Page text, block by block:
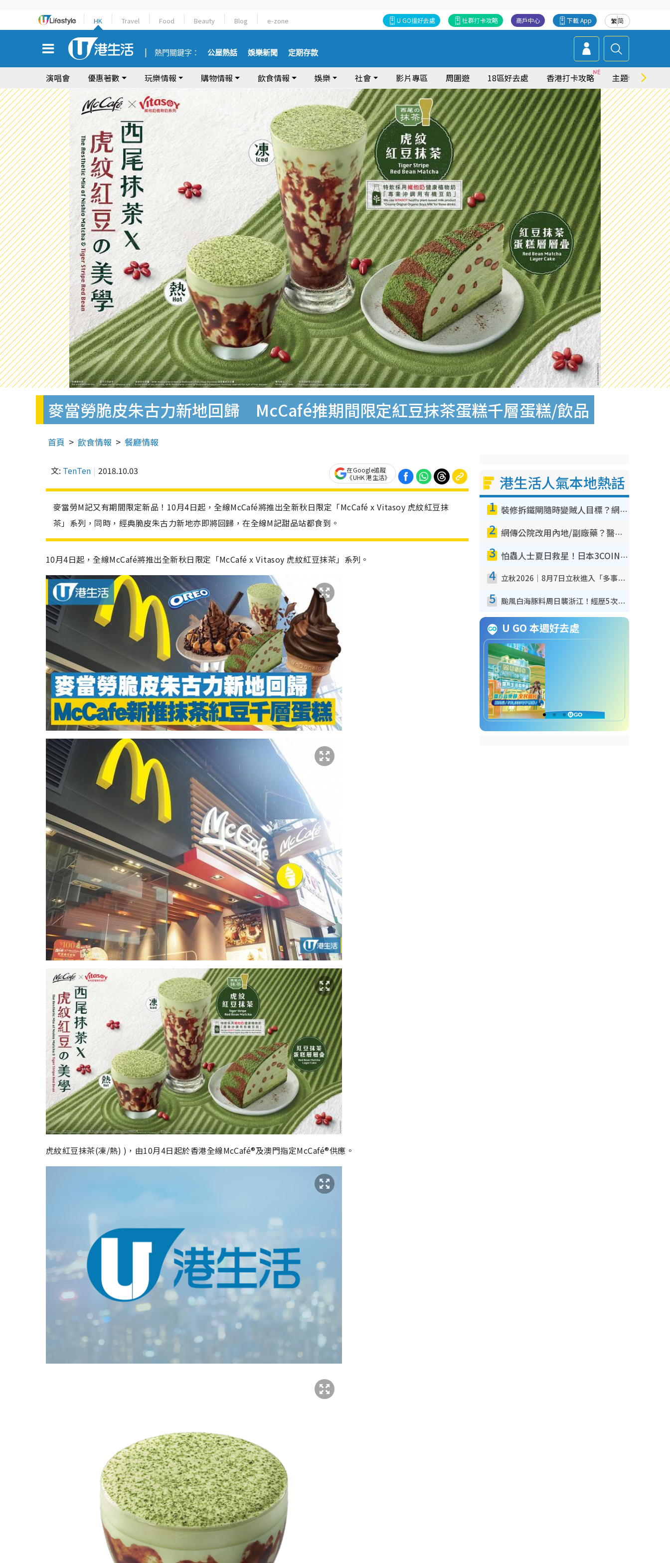
HK Travel Food Beauty Blog e-zone 繁简
下載 App
商戶中心
社群打卡攻略
U GO搵好去處
熱門關鍵字： 公屋熱話 娛樂新聞 定期存款
演唱會 優惠著數 玩樂情報 購物情報 飲食情報 娛樂 社會 影片專區 周圍遊 18區好去處 香港打卡攻略 主題特集
麥當勞脆皮朱古力新地回歸 McCafé推期間限定紅豆抹茶蛋糕千層蛋糕/飲品
首頁 飲食情報 餐廳情報
文: TenTen 2018.10.03
在Google追蹤
《UHK 港生活》
麥當勞M記又有期間限定新品！10月4日起，全線McCafé將推出全新秋日限定「McCafé x Vitasoy 虎紋紅豆抹
茶」系列，同時，經典脆皮朱古力新地亦即將回歸，在全線M記甜品站都食到。
10月4日起，全線McCafé將推出全新秋日限定「McCafé x Vitasoy 虎紋紅豆抹茶」系列。
虎紋紅豆抹茶(凍/熱) )，由10月4日起於香港全線McCafé®及澳門指定McCafé®供應。
港生活人氣本地熱話
1 裝修拆鐵閘隨時變賊人目標？網民揭2大關鍵用途：裝新式等於白裝？附新舊鐵閘分別
2 網傳公院改用內地/副廠藥？醫生拆解正副廠分別 揭4類人換藥隨時出事
3 怕蟲人士夏日救星！日本3COINS爆紅驅蟲神器$45起 1招「全程免觸碰」輕鬆搞定小強
4 立秋2026｜8月7日立秋進入「多事之秋」 3件事唔做得！專家教6招開運 清枱頭／銀包納氣接好運
5 颱風白海豚料周日襲浙江！經歷5次「眼牆置換」極罕見 成登陸內地最長途颱風
U GO 本週好去處